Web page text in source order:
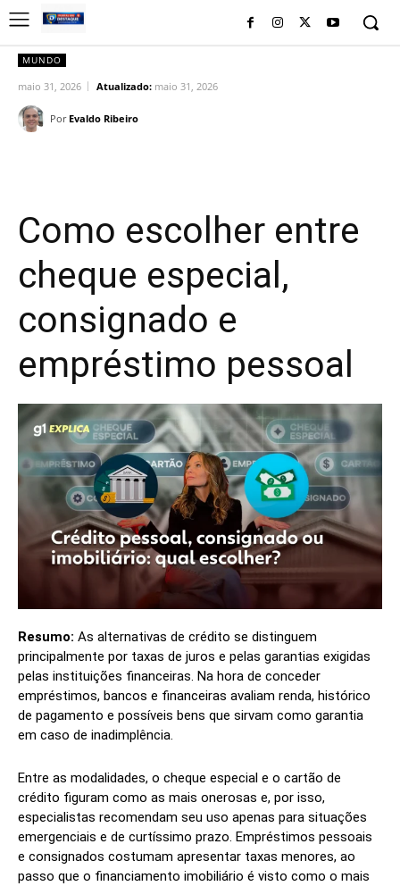
MUNDO
maio 31, 2026 Atualizado: maio 31, 2026
Por Evaldo Ribeiro
Como escolher entre
cheque especial,
consignado e
empréstimo pessoal
Resumo: As alternativas de crédito se distinguem
principalmente por taxas de juros e pelas garantias exigidas
pelas instituições financeiras. Na hora de conceder
empréstimos, bancos e financeiras avaliam renda, histórico
de pagamento e possíveis bens que sirvam como garantia
em caso de inadimplência.
Entre as modalidades, o cheque especial e o cartão de
crédito figuram como as mais onerosas e, por isso,
especialistas recomendam seu uso apenas para situações
emergenciais e de curtíssimo prazo. Empréstimos pessoais
e consignados costumam apresentar taxas menores, ao
passo que o financiamento imobiliário é visto como o mais